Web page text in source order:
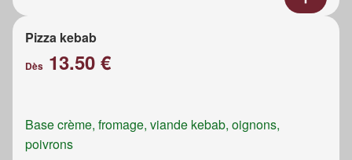
Pizza kebab
Dès 13.50 €
Base crème, fromage, viande kebab, oignons,
poivrons